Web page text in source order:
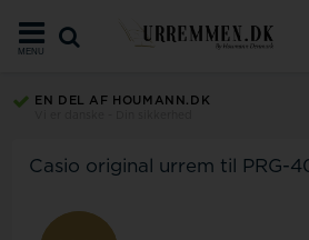
MENU
EN DEL AF HOUMANN.DK
Casio original urrem til PRG-